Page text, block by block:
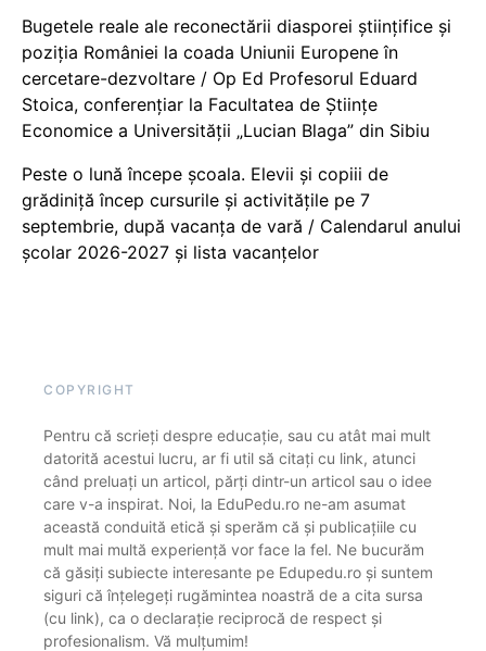
Bugetele reale ale reconectării diasporei științifice și
poziția României la coada Uniunii Europene în
cercetare-dezvoltare / Op Ed Profesorul Eduard
Stoica, conferențiar la Facultatea de Științe
Economice a Universității „Lucian Blaga” din Sibiu
Peste o lună începe școala. Elevii și copiii de
grădiniță încep cursurile și activitățile pe 7
septembrie, după vacanța de vară / Calendarul anului
școlar 2026-2027 și lista vacanțelor
COPYRIGHT
Pentru că scrieți despre educație, sau cu atât mai mult
datorită acestui lucru, ar fi util să citați cu link, atunci
când preluați un articol, părți dintr-un articol sau o idee
care v-a inspirat. Noi, la EduPedu.ro ne-am asumat
această conduită etică și sperăm că și publicațiile cu
mult mai multă experiență vor face la fel. Ne bucurăm
că găsiți subiecte interesante pe Edupedu.ro și suntem
siguri că înțelegeți rugămintea noastră de a cita sursa
(cu link), ca o declarație reciprocă de respect și
profesionalism. Vă mulțumim!